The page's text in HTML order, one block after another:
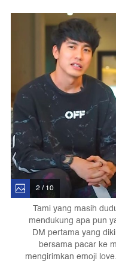
2 / 10
Tami yang masih
mendukung apa pun
DM pertama yang
bersama pacar ke
mengirimkan emoji